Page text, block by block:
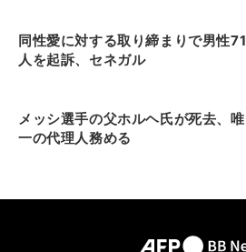
同性愛に対する取り締まりで男性71
人を起訴、セネガル
メッシ選手の父ホルヘ氏が死去、唯
一の代理人務める